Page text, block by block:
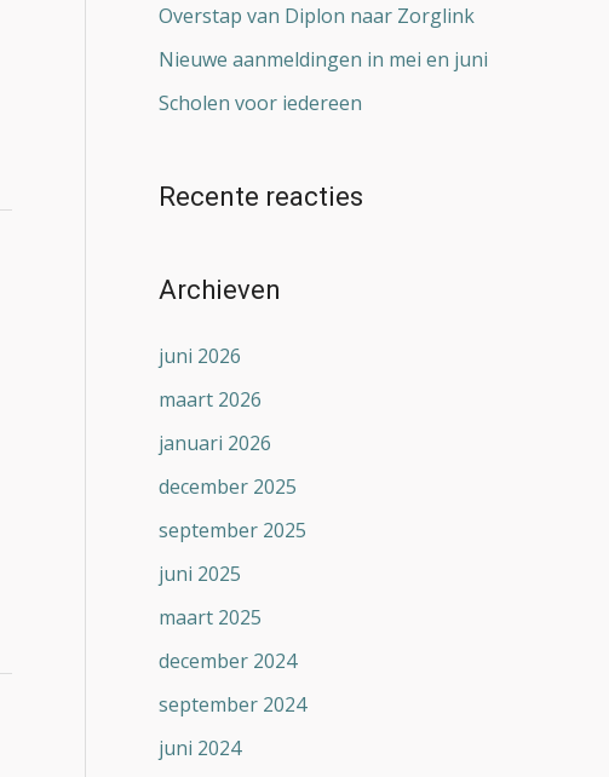
Overstap van Diplon naar Zorglink
Nieuwe aanmeldingen in mei en juni
Scholen voor iedereen
Recente reacties
Archieven
juni 2026
maart 2026
januari 2026
december 2025
september 2025
juni 2025
maart 2025
december 2024
september 2024
juni 2024